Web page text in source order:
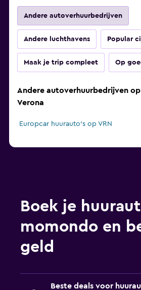
Andere autoverhuurbedrijven
Andere luchthavens Popular
Maak je trip compleet Op
Andere autoverhuurbedrijven
Verona
Europcar huurauto's op VRN
Boek je
momondo en
geld
Beste deals voor